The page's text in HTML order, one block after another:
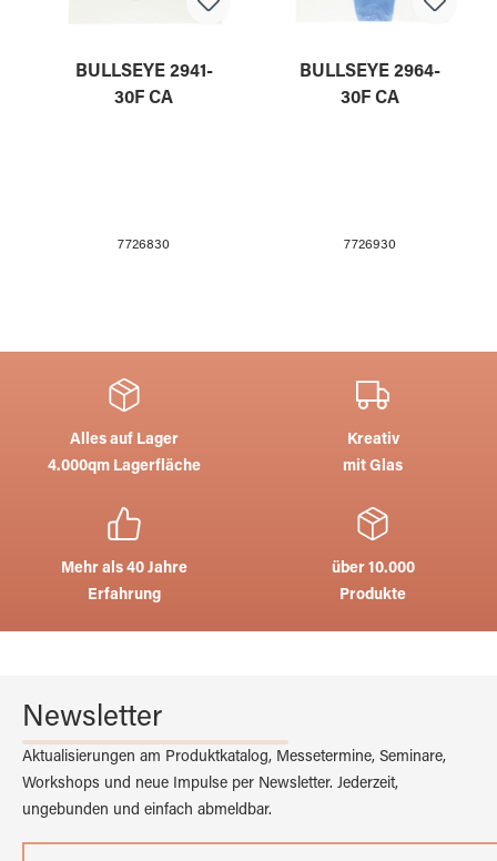
BULLSEYE 2941-
30F CA
7726830
BULLSEYE 2964-
30F CA
7726930
Alles auf Lager
4.000qm Lagerfläche
Kreativ
mit Glas
Mehr als 40 Jahre
Erfahrung
über 10.000
Produkte
Newsletter
Aktualisierungen am Produktkatalog, Messetermine, Seminare,
Workshops und neue Impulse per Newsletter. Jederzeit,
ungebunden und einfach abmeldbar.